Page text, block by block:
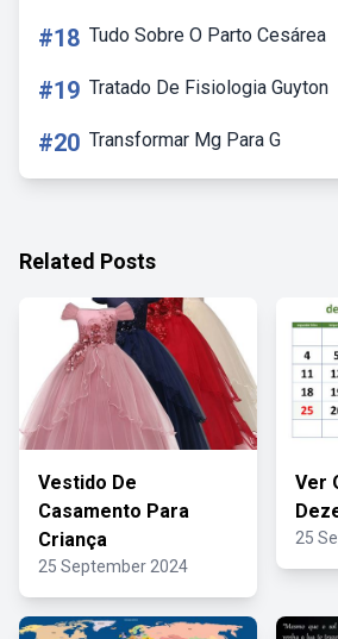
#18 Tudo Sobre O Parto Cesárea
#19 Tratado De Fisiologia Guyton
#20 Transformar Mg Para G
Related Posts
Vestido De
Casamento Para
Criança
25 September 2024
Ver
25